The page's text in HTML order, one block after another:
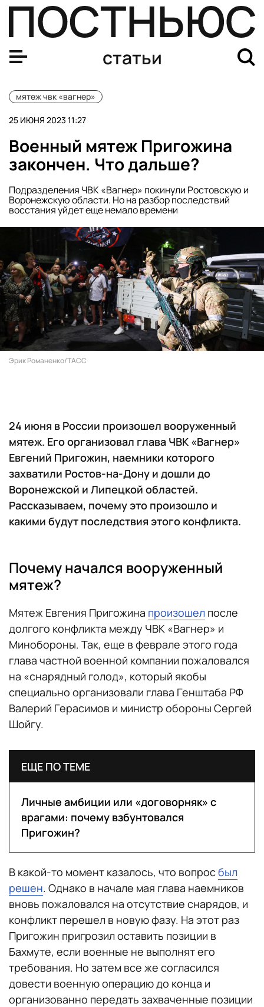
статьи
мятеж чвк «вагнер»
25 ИЮНЯ 2023 11:27
Военный мятеж Пригожина
закончен. Что дальше?
Подразделения ЧВК «Вагнер» покинули Ростовскую и
Воронежскую области. Но на разбор последствий
восстания уйдет еще немало времени
Эрик Романенко/ТАСС
24 июня в России произошел вооруженный
мятеж. Его организовал глава ЧВК «Вагнер»
Евгений Пригожин, наемники которого
захватили Ростов-на-Дону и дошли до
Воронежской и Липецкой областей.
Рассказываем, почему это произошло и
какими будут последствия этого конфликта.
Почему начался вооруженный
мятеж?
Мятеж Евгения Пригожина произошел после
долгого конфликта между ЧВК «Вагнер» и
Минобороны. Так, еще в феврале этого года
глава частной военной компании пожаловался
на «снарядный голод», который якобы
специально организовали глава Генштаба РФ
Валерий Герасимов и министр обороны Сергей
Шойгу.
ЕЩЕ ПО ТЕМЕ
Личные амбиции или «договорняк» с
врагами: почему взбунтовался
Пригожин?
В какой-то момент казалось, что вопросбыл
решен. Однако в начале мая глава наемников
вновь пожаловался на отсутствие снарядов, и
конфликт перешел в новую фазу. На этот раз
Пригожин пригрозил оставить позиции в
Бахмуте, если военные не выполнят его
требования. Но затем все же согласился
довести военную операцию до конца и
организованно передать захваченные позиции
Военный мятеж Пригожина закончен. Что дальше?